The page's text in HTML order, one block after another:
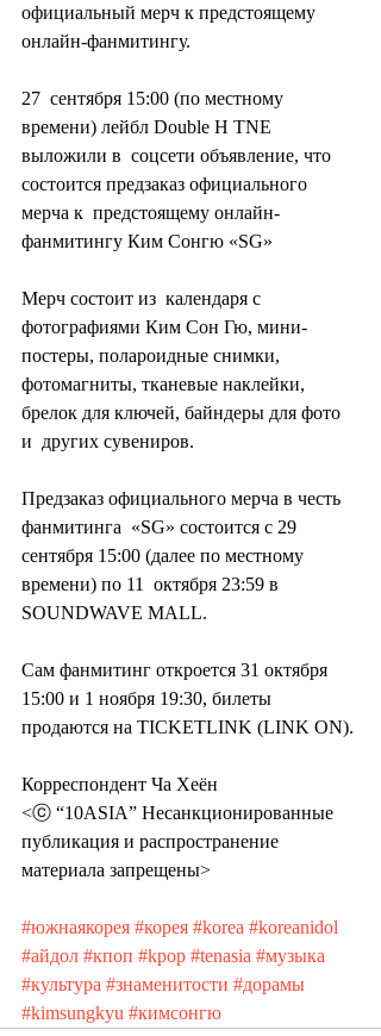
официальный мерч к предстоящему
онлайн-фанмитингу.
27  сентября 15:00 (по местному
времени) лейбл Double H TNE
выложили в  соцсети объявление, что
состоится предзаказ официального
мерча к  предстоящему онлайн-
фанмитингу Ким Сонгю «SG»
Мерч состоит из  календаря с
фотографиями Ким Сон Гю, мини-
постеры, полароидные снимки,
фотомагниты, тканевые наклейки,
брелок для ключей, байндеры для фото
и  других сувениров.
Предзаказ официального мерча в честь
фанмитинга  «SG» состоится с 29
сентября 15:00 (далее по местному
времени) по 11  октября 23:59 в
SOUNDWAVE MALL.
Сам фанмитинг откроется 31 октября
15:00 и 1 ноября 19:30, билеты
продаются на TICKETLINK (LINK ON).
Корреспондент Ча Хеён
<ⓒ “10ASIA” Несанкционированные
публикация и распространение
материала запрещены>
#южнаякорея #корея #korea #koreanidol
#айдол #кпоп #kpop #tenasia #музыка
#культура #знаменитости #дорамы
#kimsungkyu #кимсонгю